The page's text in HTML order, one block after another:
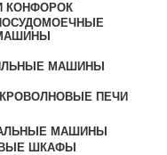
КОНФОРОК
МАШИНЫ
ПЕЧИ
МАШИНЫ
ШКАФЫ